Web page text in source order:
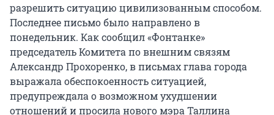
разрешить ситуацию цивилизованным способом.
Последнее письмо было направлено в
понедельник. Как сообщил «Фонтанке»
председатель Комитета по внешним связям
Александр Прохоренко, в письмах глава города
выражала обеспокоенность ситуацией,
предупреждала о возможном ухудшении
отношений и просила нового мэра Таллина